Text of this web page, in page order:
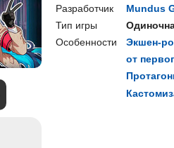
Разработчик
Mundus
Тип игры
Особенности
Экшен-
от